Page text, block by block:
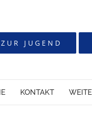
ZUR JUGEND
KONTAKT